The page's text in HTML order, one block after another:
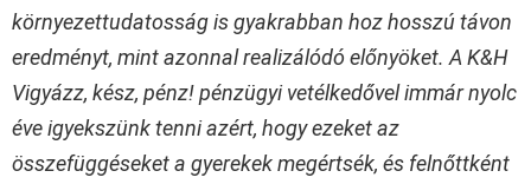
környezettudatosság is gyakrabban hoz hosszú távon
eredményt, mint azonnal realizálódó előnyöket. A K&H
Vigyázz, kész, pénz! pénzügyi vetélkedővel immár nyolc
éve igyekszünk tenni azért, hogy ezeket az
összefüggéseket a gyerekek megértsék, és felnőttként